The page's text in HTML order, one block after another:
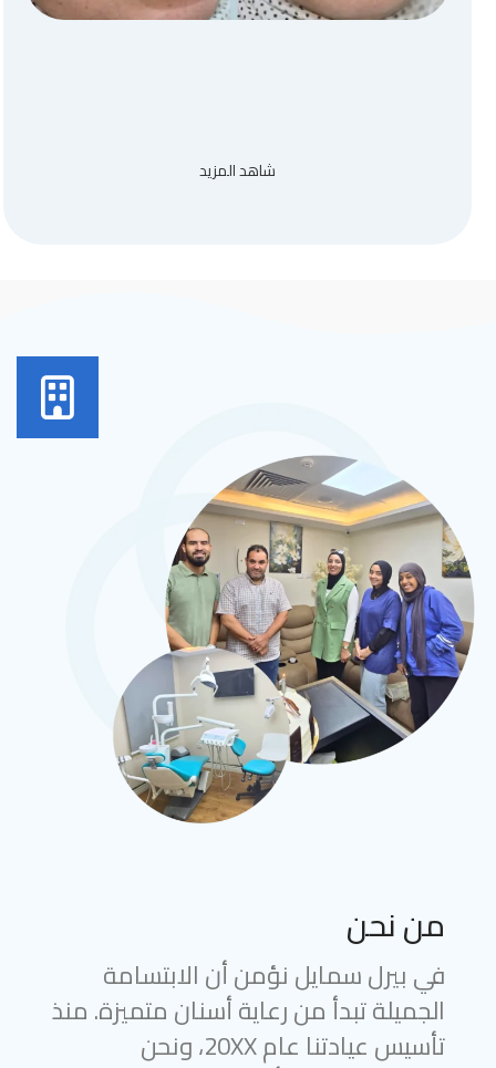
شاهد المزيد
من نحن
في بيرل سمايل نؤمن أن الابتسامة
الجميلة تبدأ من رعاية أسنان متميزة. منذ
تأسيس عيادتنا عام 20XX، ونحن